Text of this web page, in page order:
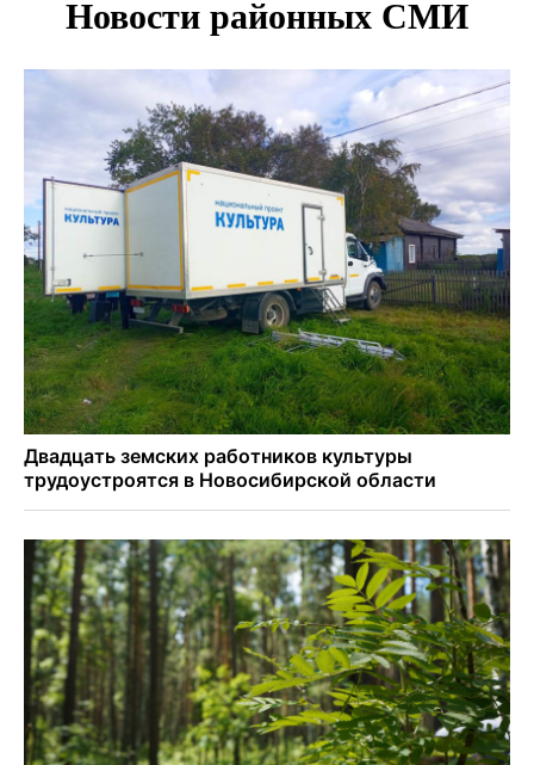
Новосибирский метрополитен начал ремонт входа на
Полтонны киви для пациентов закупит больница в
Новосибирске
Ход королевы: осужденная из Новосибирска завоевала
бронзу чемпионата по шахматам